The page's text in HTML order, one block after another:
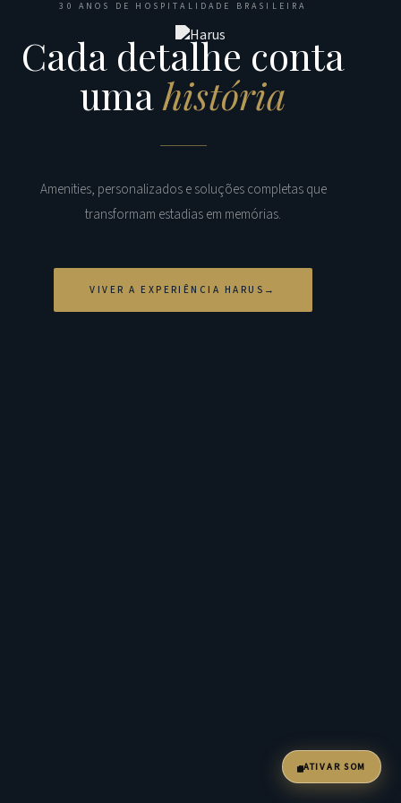
30 ANOS DE HOSPITALIDADE BRASILEIRA
Cada detalhe conta
umahistória
Amenities, personalizados e soluções completas que
transformam estadias em memórias.
VIVER A EXPERIÊNCIA HARUS
ATIVAR SOM